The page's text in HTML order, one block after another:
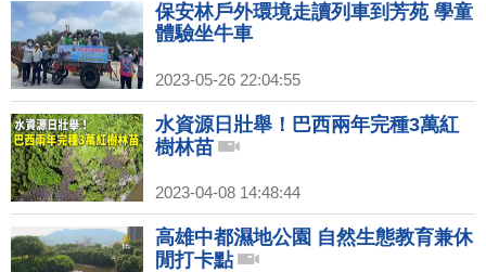
保安林戶外環境走讀列車到芳苑 學童
體驗坐牛車
2023-05-26 22:04:55
水資源日壯舉！巴西兩年完種3萬紅
樹林苗
2023-04-08 14:48:44
高雄中都濕地公園 自然生態教育兼休
閒打卡點